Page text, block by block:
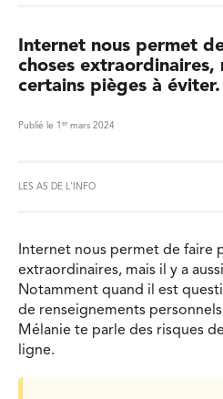
Internet nous permet
choses extraordinaires,
certains pièges à éviter.
Publié le 1 er mars 2024
LES AS DE L'INFO
Internet nous permet de faire
extraordinaires, mais il y a
Notamment quand il est
de renseignements
Mélanie te parle des risques
ligne.